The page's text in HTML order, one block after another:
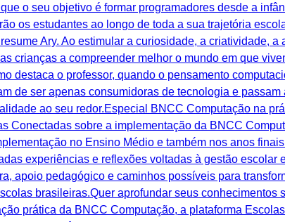
o seu objetivo é formar programadores desde a
os estudantes ao longo de toda a sua trajetória
Ary. Ao estimular a curiosidade, a criatividade, a
crianças a compreender melhor o mundo em que
destaca o professor, quando o pensamento
de ser apenas consumidoras de tecnologia e
ao seu redor.Especial BNCC Computação na
Conectadas sobre a implementação da BNCC
no Ensino Médio e também nos anos
experiências e reflexões voltadas à gestão escolar
apoio pedagógico e caminhos possíveis para
brasileiras.Quer aprofundar seus conhecimentos
prática da BNCC Computação, a plataforma